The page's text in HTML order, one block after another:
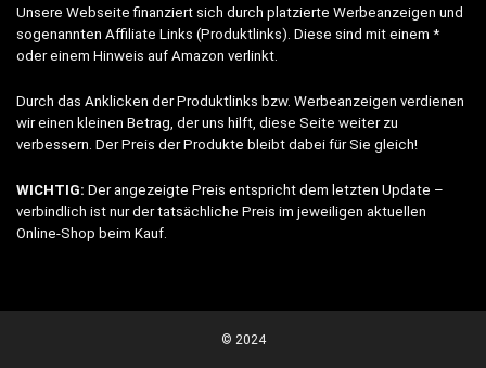
Unsere Webseite finanziert sich durch platzierte Werbeanzeigen und
sogenannten Affiliate Links (Produktlinks). Diese sind mit einem *
oder einem Hinweis auf Amazon verlinkt.
Durch das Anklicken der Produktlinks bzw. Werbeanzeigen verdienen
wir einen kleinen Betrag, der uns hilft, diese Seite weiter zu
verbessern. Der Preis der Produkte bleibt dabei für Sie gleich!
WICHTIG: Der angezeigte Preis entspricht dem letzten Update –
verbindlich ist nur der tatsächliche Preis im jeweiligen aktuellen
Online-Shop beim Kauf.
© 2024